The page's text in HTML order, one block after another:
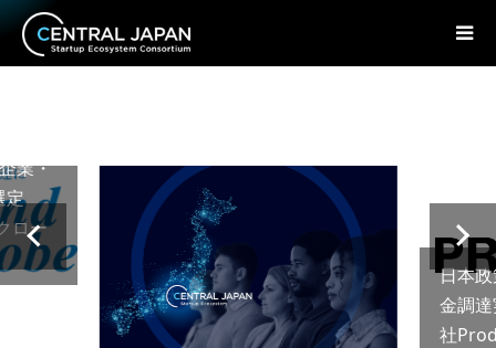
業・
定
ロー
日本政
金調
社